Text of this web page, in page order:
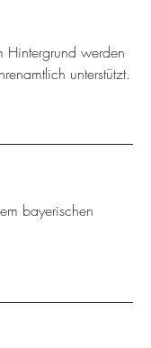
Hintergrund werden
unterstützt.
bayerischen